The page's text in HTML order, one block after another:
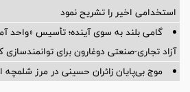
استخدامی اخیر را تشریح نمود
گامی بلند به سوی آینده؛ تأسیس «واحد
آزاد تجاری-صنعتی دوغارون برای توانمندسازی
موج بی‌پایان زائران حسینی در مرز شلمچه